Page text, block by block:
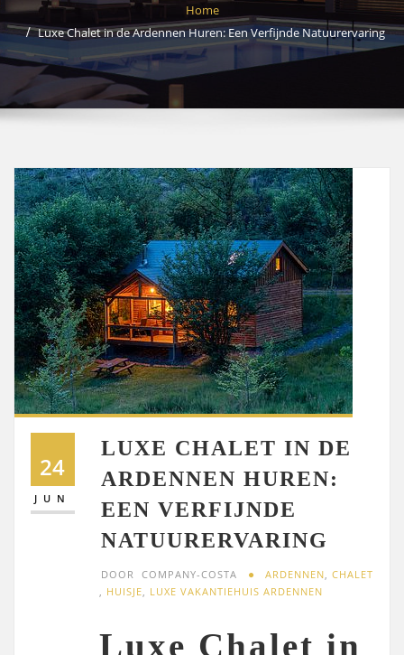
Home
Luxe Chalet in de Ardennen Huren: Een Verfijnde Natuurervaring
24
JUN
LUXE CHALET IN DE
ARDENNEN HUREN:
EEN VERFIJNDE
NATUURERVARING
DOOR COMPANY-COSTA ARDENNEN CHALET
HUISJE LUXE VAKANTIEHUIS ARDENNEN
Luxe Chalet in